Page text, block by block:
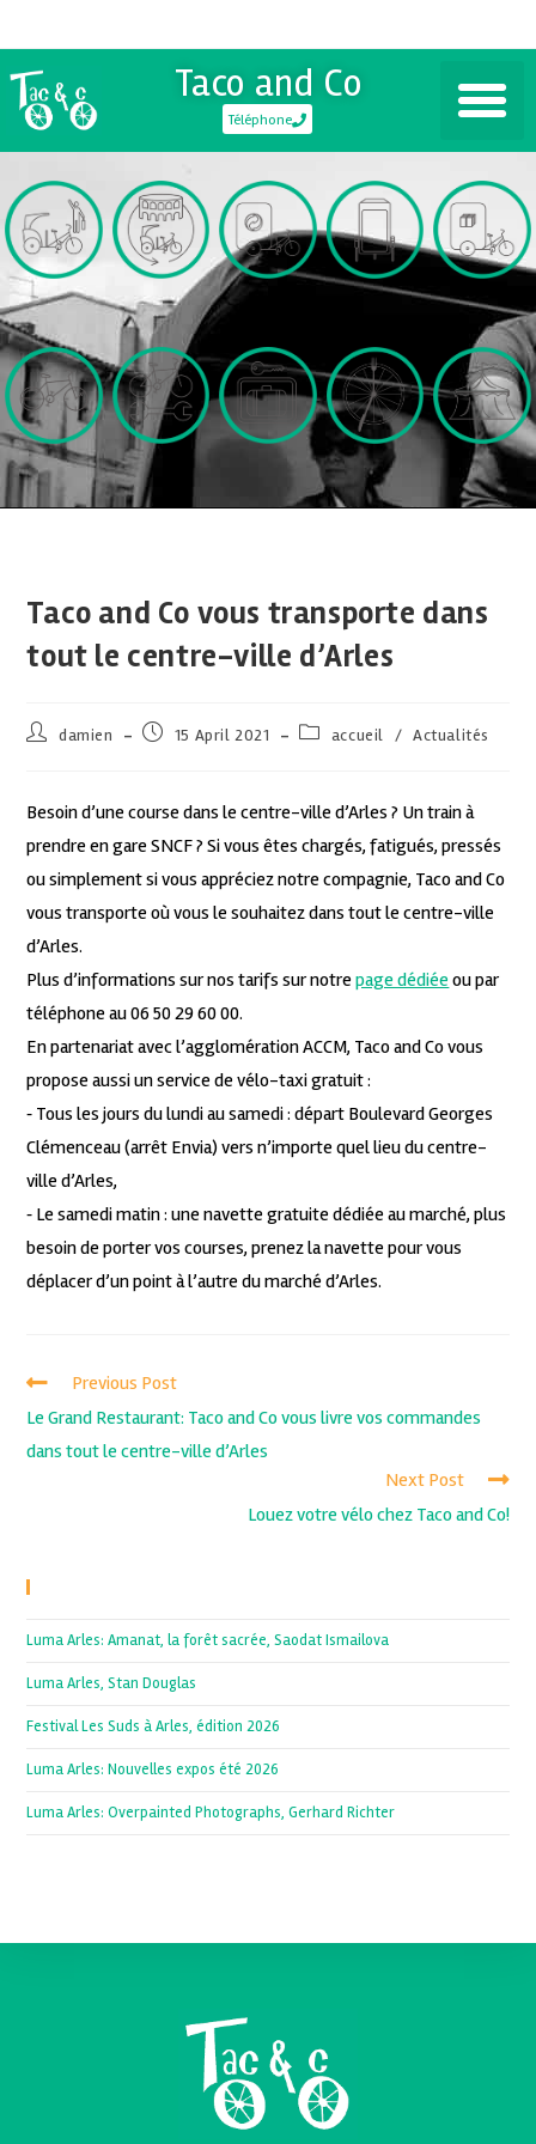
Taco and Co
Téléphone
Taco and Co vous transporte dans
tout le centre-ville d’Arles
damien 15 April 2021 accueil / Actualités
Besoin d’une course dans le centre-ville d’Arles ? Un train à
prendre en gare SNCF ? Si vous êtes chargés, fatigués, pressés
ou simplement si vous appréciez notre compagnie, Taco and Co
vous transporte où vous le souhaitez dans tout le centre-ville
d’Arles.
Plus d’informations sur nos tarifs sur notrepage dédiée ou par
téléphone au 06 50 29 60 00.
En partenariat avec l’agglomération ACCM, Taco and Co vous
propose aussi un service de vélo-taxi gratuit :
⁃ Tous les jours du lundi au samedi : départ Boulevard Georges
Clémenceau (arrêt Envia) vers n’importe quel lieu du centre-
ville d’Arles,
⁃ Le samedi matin : une navette gratuite dédiée au marché, plus
besoin de porter vos courses, prenez la navette pour vous
déplacer d’un point à l’autre du marché d’Arles.
Previous Post
Le Grand Restaurant: Taco and Co vous livre vos commandes
dans tout le centre-ville d’Arles
Next Post
Louez votre vélo chez Taco and Co!
Luma Arles: Amanat, la forêt sacrée, Saodat Ismailova
Luma Arles, Stan Douglas
Festival Les Suds à Arles, édition 2026
Luma Arles: Nouvelles expos été 2026
Luma Arles: Overpainted Photographs, Gerhard Richter